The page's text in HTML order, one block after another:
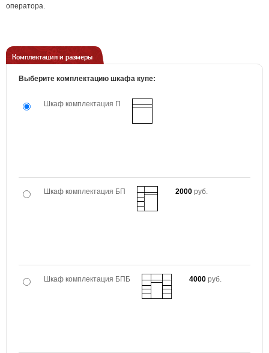
оператора.
Комплектация и размеры
Выберите комплектацию шкафа купе:
Шкаф комплектация П
Шкаф комплектация БП 2000 руб.
Шкаф комплектация БПБ 4000 руб.